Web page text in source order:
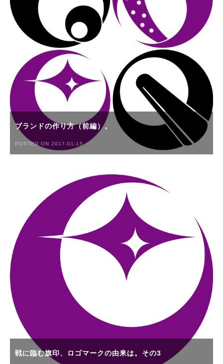
ブランドの作り方（前編）。
POSTED ON 2017-01-15
戦に臨む旗印、ロゴマークの由来は。その3